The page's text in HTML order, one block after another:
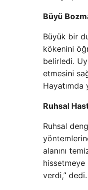
Büyü
Büyük bir
kökenini
belirledi.
etmesini
Hayatımda
Ruhsal
Ruhsal
alanını
hissetmeye
verdi,” dedi.